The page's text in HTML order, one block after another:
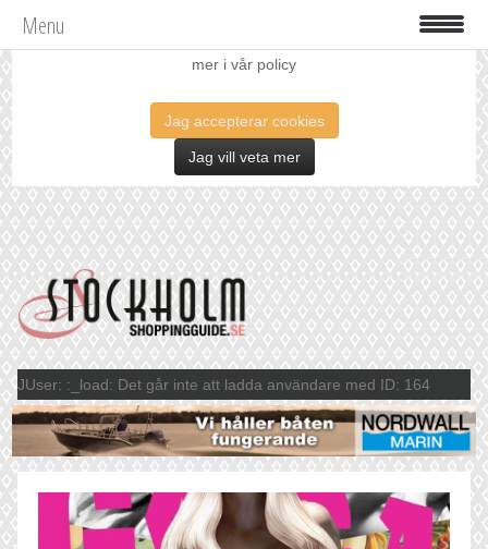
Vi använder oss av cookies för att förbättra din upplevelse. Läs
mer i vår policy
Jag accepterar cookies
Jag vill veta mer
Menu
JUser: :_load: Det går inte att ladda användare med ID: 164